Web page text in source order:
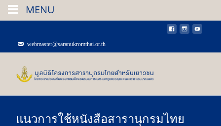
webmaster@saranukromthai.or.th
แนวการใช้หนังสือสารานุกรมไทย
MENU
MENU